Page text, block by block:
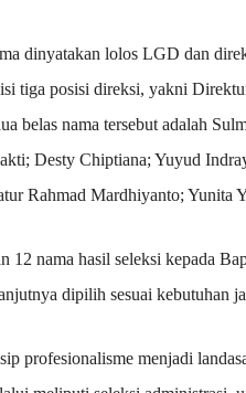
dinyatakan lolos LGD dan
tiga posisi direksi, yakni
belas nama tersebut adalah
Desty Chiptiana; Yuyud
Rahmad Mardhiyanto; Yunita
12 nama hasil seleksi kepada
dipilih sesuai kebutuhan
profesionalisme menjadi